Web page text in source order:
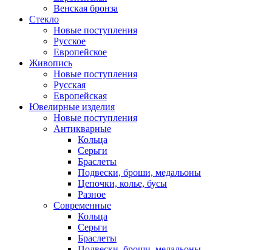
Венская бронза
Стекло
Новые поступления
Русское
Европейское
Живопись
Новые поступления
Русская
Европейская
Ювелирные изделия
Новые поступления
Антикварные
Кольца
Серьги
Браслеты
Подвески, броши, медальоны
Цепочки, колье, бусы
Разное
Современные
Кольца
Серьги
Браслеты